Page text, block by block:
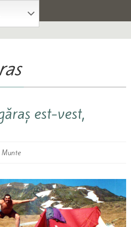
est-vest,
Munte